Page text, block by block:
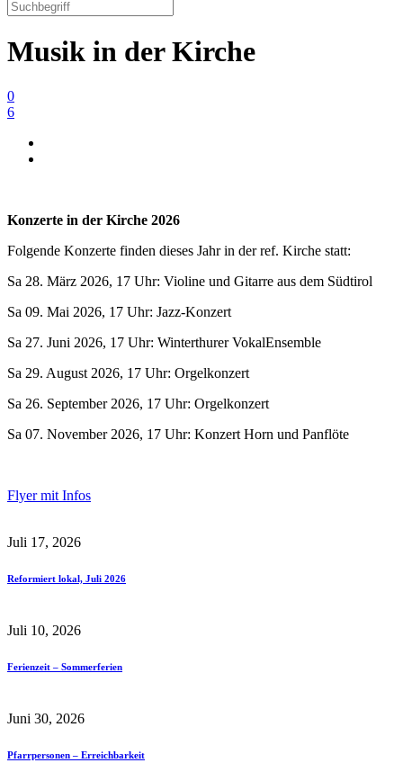
Musik in der Kirche
0
6
Konzerte in der Kirche 2026
Folgende Konzerte finden dieses Jahr in der ref. Kirche statt:
Sa 28. März 2026, 17 Uhr: Violine und Gitarre aus dem Südtirol
Sa 09. Mai 2026, 17 Uhr: Jazz-Konzert
Sa 27. Juni 2026, 17 Uhr: Winterthurer VokalEnsemble
Sa 29. August 2026, 17 Uhr: Orgelkonzert
Sa 26. September 2026, 17 Uhr: Orgelkonzert
Sa 07. November 2026, 17 Uhr: Konzert Horn und Panflöte
Flyer mit Infos
Juli 17, 2026
Reformiert lokal, Juli 2026
Juli 10, 2026
Ferienzeit – Sommerferien
Juni 30, 2026
Pfarrpersonen – Erreichbarkeit